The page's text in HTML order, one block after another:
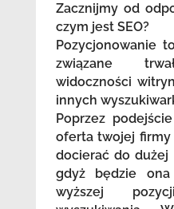
Zacznijmy od
czym jest SEO?
Pozycjonowanie
związane
widoczności
innych
Poprzez
oferta twojej firmy
docierać do dużej
gdyż będzie
wyższej